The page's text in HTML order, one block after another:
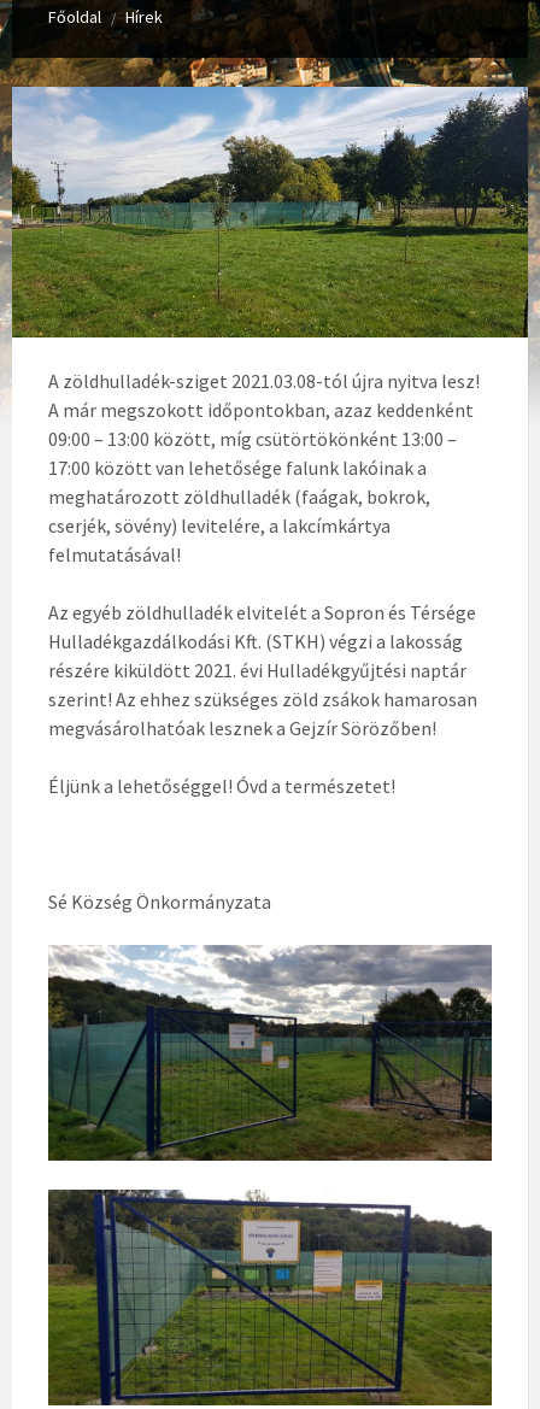
Főoldal / Hírek
A zöldhulladék-sziget 2021.03.08-tól újra nyitva lesz!
A már megszokott időpontokban, azaz keddenként
09:00 – 13:00 között, míg csütörtökönként 13:00 –
17:00 között van lehetősége falunk lakóinak a
meghatározott zöldhulladék (faágak, bokrok,
cserjék, sövény) levitelére, a lakcímkártya
felmutatásával!
Az egyéb zöldhulladék elvitelét a Sopron és Térsége
Hulladékgazdálkodási Kft. (STKH) végzi a lakosság
részére kiküldött 2021. évi Hulladékgyűjtési naptár
szerint! Az ehhez szükséges zöld zsákok hamarosan
megvásárolhatóak lesznek a Gejzír Sörözőben!
Éljünk a lehetőséggel! Óvd a természetet!
Sé Község Önkormányzata